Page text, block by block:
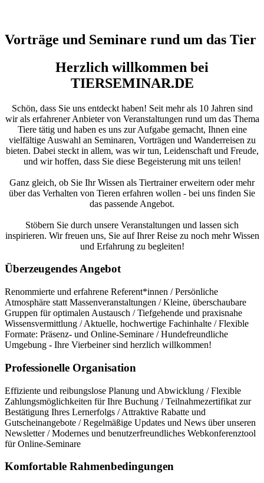
Vorträge und Seminare rund um das Tier
Herzlich willkommen bei
TIERSEMINAR.DE
Schön, dass Sie uns entdeckt haben! Seit mehr als 10 Jahren sind
wir als erfahrener Anbieter von Veranstaltungen rund um das Thema
Tiere tätig und haben es uns zur Aufgabe gemacht, Ihnen eine
vielfältige Auswahl an Seminaren, Vorträgen und Wanderreisen zu
bieten. Dabei steckt in allem, was wir tun, Leidenschaft und Freude,
und wir hoffen, dass Sie diese Begeisterung mit uns teilen!
Ganz gleich, ob Sie Ihr Wissen als Tiertrainer erweitern oder mehr
über das Verhalten von Tieren erfahren wollen - bei uns finden Sie
das passende Angebot.
Stöbern Sie durch unsere Veranstaltungen und lassen sich
inspirieren. Wir freuen uns, Sie auf Ihrer Reise zu noch mehr Wissen
und Erfahrung zu begleiten!
Überzeugendes Angebot
Renommierte und erfahrene Referent*innen / Persönliche
Atmosphäre statt Massenveranstaltungen / Kleine, überschaubare
Gruppen für optimalen Austausch / Tiefgehende und praxisnahe
Wissensvermittlung / Aktuelle, hochwertige Fachinhalte / Flexible
Formate: Präsenz- und Online-Seminare / Hundefreundliche
Umgebung - Ihre Vierbeiner sind herzlich willkommen!
Professionelle Organisation
Effiziente und reibungslose Planung und Abwicklung / Flexible
Zahlungsmöglichkeiten für Ihre Buchung / Teilnahmezertifikat zur
Bestätigung Ihres Lernerfolgs / Attraktive Rabatte und
Gutscheinangebote / Regelmäßige Updates und News über unseren
Newsletter / Modernes und benutzerfreundliches Webkonferenztool
für Online-Seminare
Komfortable Rahmenbedingungen